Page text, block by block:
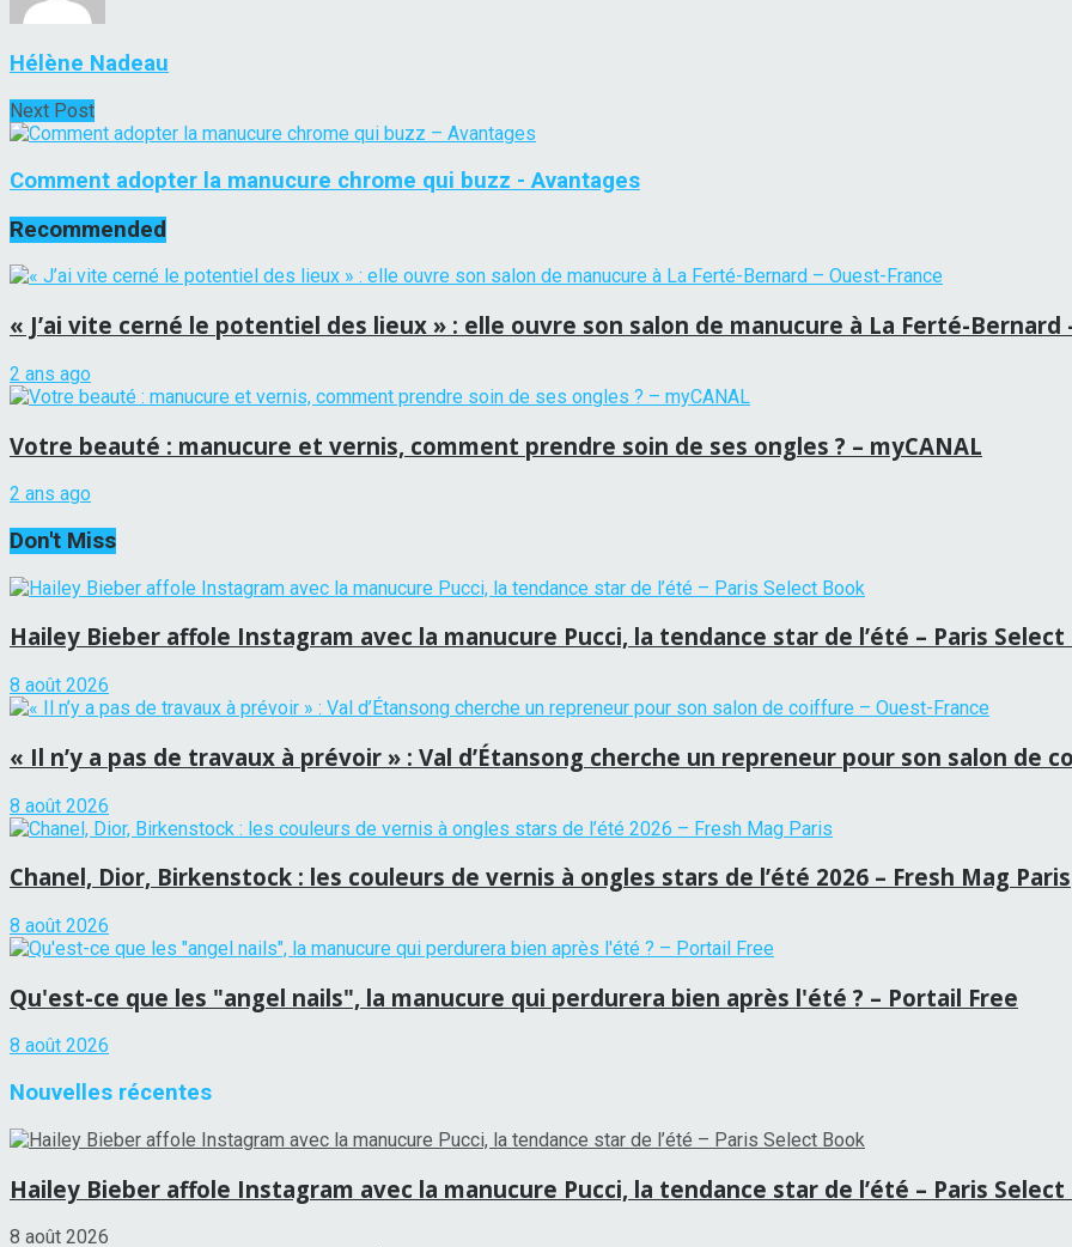
Hélène Nadeau
Next Post
Comment adopter la manucure chrome qui buzz - Avantages
Recommended
« J’ai vite cerné le potentiel des lieux » : elle ouvre son salon de manucure à La Ferté-Bernard
2 ans ago
Votre beauté : manucure et vernis, comment prendre soin de ses ongles ? – myCANAL
2 ans ago
Don't Miss
Hailey Bieber affole Instagram avec la manucure Pucci, la tendance star de l’été – Paris Select
8 août 2026
« Il n’y a pas de travaux à prévoir » : Val d’Étansong cherche un repreneur pour son salon de
8 août 2026
Chanel, Dior, Birkenstock : les couleurs de vernis à ongles stars de l’été 2026 – Fresh Mag Paris
8 août 2026
Qu'est-ce que les "angel nails", la manucure qui perdurera bien après l'été ? – Portail Free
8 août 2026
Nouvelles récentes
Hailey Bieber affole Instagram avec la manucure Pucci, la tendance star de l’été – Paris Select
8 août 2026